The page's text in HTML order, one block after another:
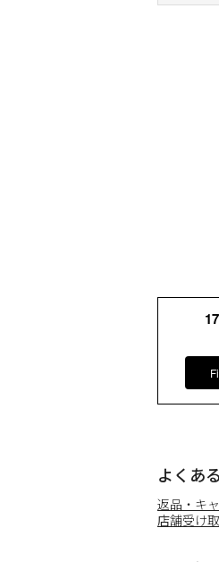
よくあ
返品・キ
店舗受け